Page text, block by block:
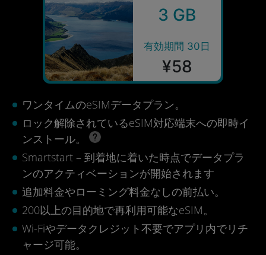
3 GB
有効期間 30日
¥58
ワンタイムのeSIMデータプラン。
ロック解除されているeSIM対応端末への即時イ
ンストール。
Smartstart – 到着地に着いた時点でデータプラ
ンのアクティベーションが開始されます
追加料金やローミング料金なしの前払い。
200以上の目的地で再利用可能なeSIM。
Wi-Fiやデータクレジット不要でアプリ内でリチ
ャージ可能。